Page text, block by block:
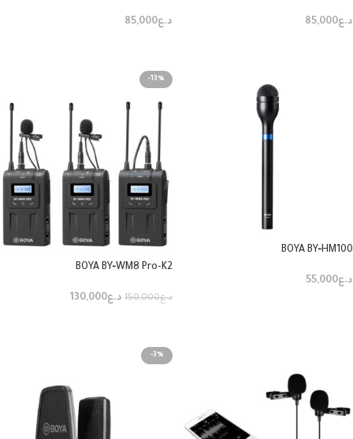
د.ع85,000 د.ع85,000
BOYA BY‑HM100
د.ع55,000
-13%
BOYA BY‑WM8 Pro-K2
د.ع150,000 د.ع130,000
-3%